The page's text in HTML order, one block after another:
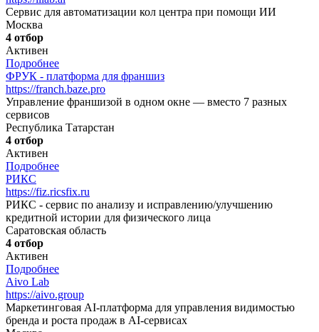
Сервис для автоматизации кол центра при помощи ИИ
Москва
4 отбор
Активен
Подробнее
ФРУК - платформа для франшиз
https://franch.baze.pro
Управление франшизой в одном окне — вместо 7 разных
сервисов
Республика Татарстан
4 отбор
Активен
Подробнее
РИКС
https://fiz.ricsfix.ru
РИКС - сервис по анализу и исправлению/улучшению
кредитной истории для физического лица
Саратовская область
4 отбор
Активен
Подробнее
Aivo Lab
https://aivo.group
Маркетинговая AI-платформа для управления видимостью
бренда и роста продаж в AI-сервисах